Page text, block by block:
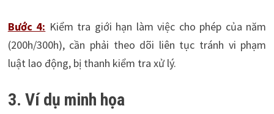
Bước 4: Kiểm tra giới hạn làm việc cho phép của năm
(200h/300h), cần phải theo dõi liên tục tránh vi phạm
luật lao động, bị thanh kiểm tra xử lý.
3. Ví dụ minh họa